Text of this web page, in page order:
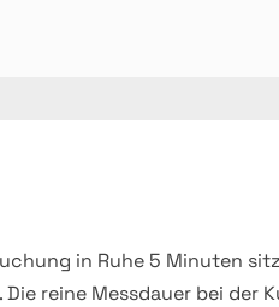
in Ruhe 5 Minuten
reine Messdauer bei der